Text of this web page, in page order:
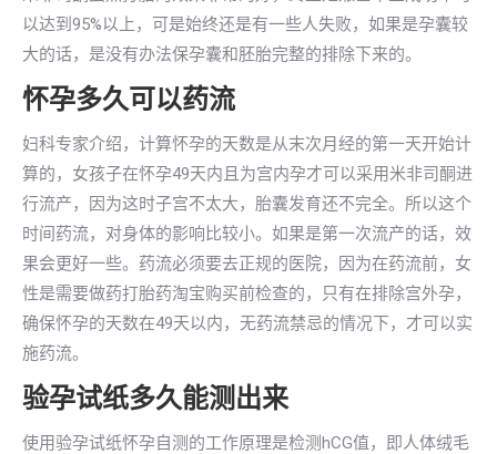
以达到95%以上，可是始终还是有一些人失败，如果是孕囊较
大的话，是没有办法保孕囊和胚胎完整的排除下来的。
怀孕多久可以药流
妇科专家介绍，计算怀孕的天数是从末次月经的第一天开始计
算的，女孩子在怀孕49天内且为宫内孕才可以采用米非司酮进
行流产，因为这时子宫不太大，胎囊发育还不完全。所以这个
时间药流，对身体的影响比较小。如果是第一次流产的话，效
果会更好一些。药流必须要去正规的医院，因为在药流前，女
性是需要做药打胎药淘宝购买前检查的，只有在排除宫外孕，
确保怀孕的天数在49天以内，无药流禁忌的情况下，才可以实
施药流。
验孕试纸多久能测出来
使用验孕试纸怀孕自测的工作原理是检测hCG值，即人体绒毛